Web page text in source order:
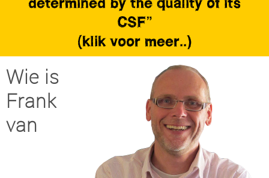
CSF»
(klik voor meer..)
Wie is
Frank
van